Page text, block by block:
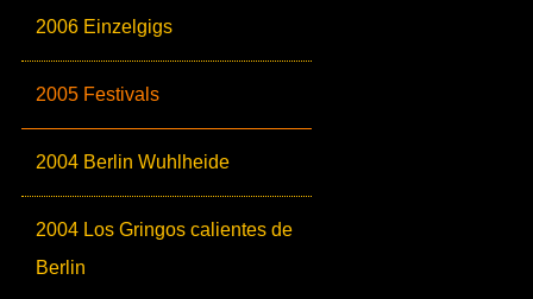
2006 Einzelgigs
2005 Festivals
2004 Berlin Wuhlheide
2004 Los Gringos calientes de
Berlin